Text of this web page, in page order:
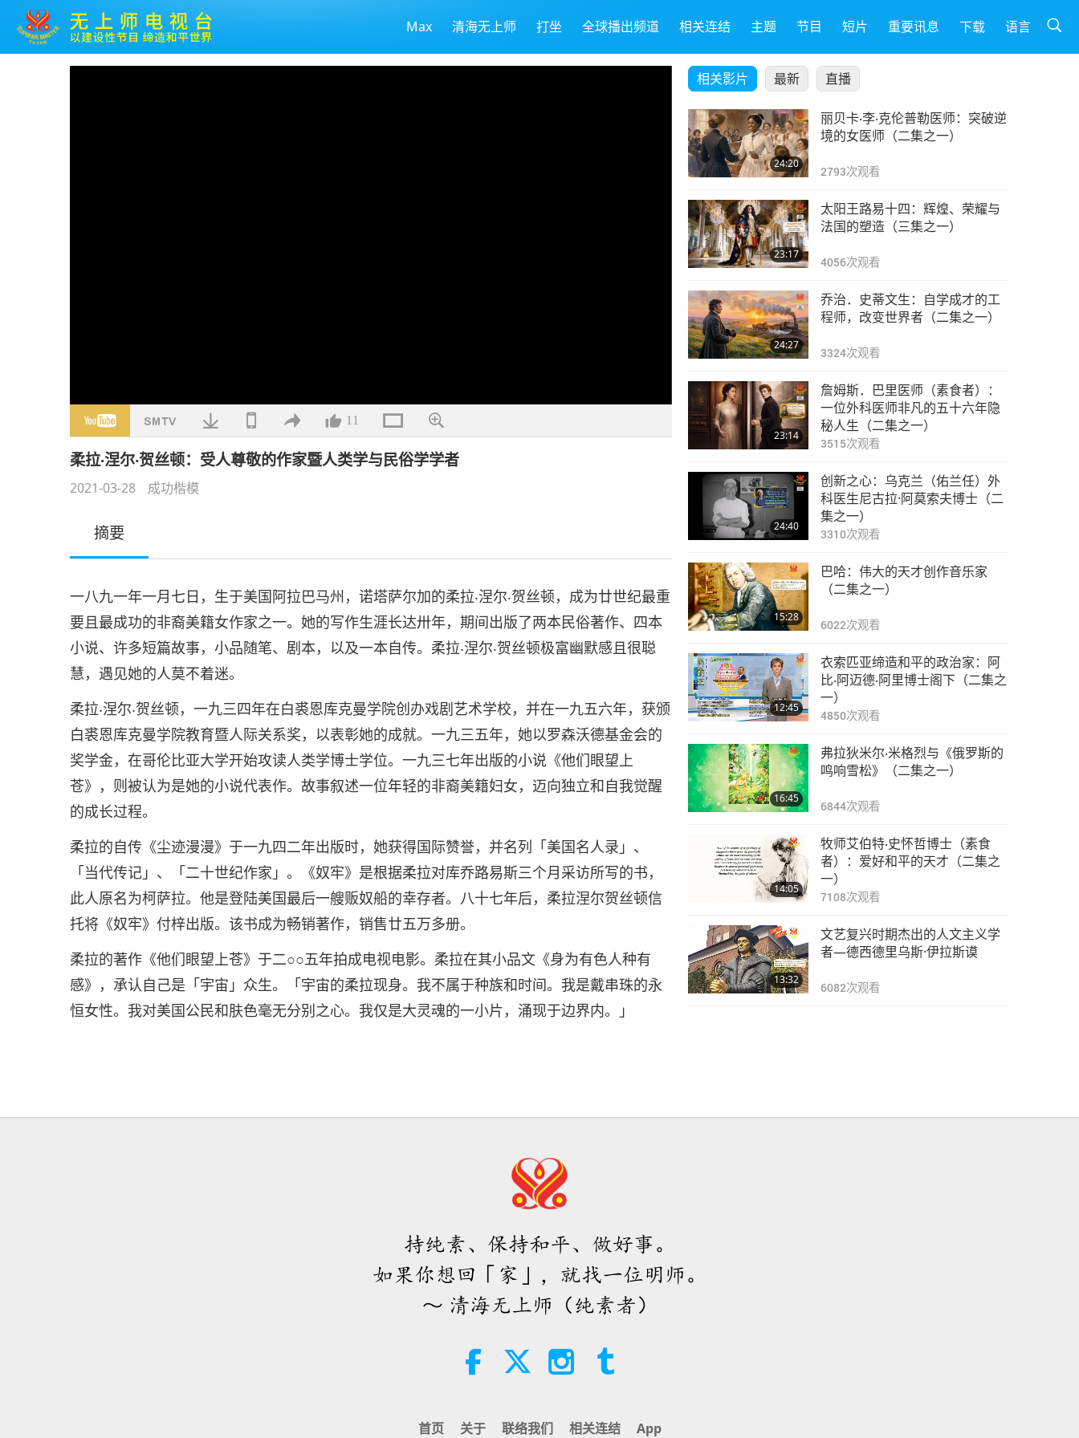
Max 清海无上师 打坐 全球播出频道 相关连结 主题 节目 短片 重要讯息 下载 语言
11
柔拉‧涅尔‧贺丝顿：受人尊敬的作家暨人类学与民俗学学者
2021-03-28 成功楷模
摘要
一八九一年一月七日，生于美国阿拉巴马州，诺塔萨尔加的柔拉‧涅尔‧贺丝顿，成为廿世纪最重
要且最成功的非裔美籍女作家之一。她的写作生涯长达卅年，期间出版了两本民俗著作、四本
小说、许多短篇故事，小品随笔、剧本，以及一本自传。柔拉‧涅尔‧贺丝顿极富幽默感且很聪
慧，遇见她的人莫不着迷。
柔拉‧涅尔‧贺丝顿，一九三四年在白裘恩库克曼学院创办戏剧艺术学校，并在一九五六年，获颁
白裘恩库克曼学院教育暨人际关系奖，以表彰她的成就。一九三五年，她以罗森沃德基金会的
奖学金，在哥伦比亚大学开始攻读人类学博士学位。一九三七年出版的小说《他们眼望上
苍》，则被认为是她的小说代表作。故事叙述一位年轻的非裔美籍妇女，迈向独立和自我觉醒
的成长过程。
柔拉的自传《尘迹漫漫》于一九四二年出版时，她获得国际赞誉，并名列「美国名人录」、
「当代传记」、「二十世纪作家」。《奴牢》是根据柔拉对库乔路易斯三个月采访所写的书，
此人原名为柯萨拉。他是登陆美国最后一艘贩奴船的幸存者。八十七年后，柔拉涅尔贺丝顿信
托将《奴牢》付梓出版。该书成为畅销著作，销售廿五万多册。
柔拉的著作《他们眼望上苍》于二○○五年拍成电视电影。柔拉在其小品文《身为有色人种有
感》，承认自己是「宇宙」众生。「宇宙的柔拉现身。我不属于种族和时间。我是戴串珠的永
恒女性。我对美国公民和肤色毫无分别之心。我仅是大灵魂的一小片，涌现于边界内。」
相关影片 最新 直播
24:20
丽贝卡‧李‧克伦普勒医师：突破逆
境的女医师（二集之一）
2793次观看
23:17
太阳王路易十四：辉煌、荣耀与
法国的塑造（三集之一）
4056次观看
24:27
乔治．史蒂文生：自学成才的工
程师，改变世界者（二集之一）
3324次观看
23:14
詹姆斯．巴里医师（素食者）：
一位外科医师非凡的五十六年隐
秘人生（二集之一）
3515次观看
24:40
创新之心：乌克兰（佑兰任）外
科医生尼古拉·阿莫索夫博士（二
集之一）
3310次观看
15:28
巴哈：伟大的天才创作音乐家
（二集之一）
6022次观看
12:45
衣索匹亚缔造和平的政治家：阿
比‧阿迈德‧阿里博士阁下（二集之
一）
4850次观看
16:45
弗拉狄米尔‧米格烈与《俄罗斯的
鸣响雪松》（二集之一）
6844次观看
14:05
牧师艾伯特‧史怀哲博士（素食
者）：爱好和平的天才（二集之
一）
7108次观看
13:32
文艺复兴时期杰出的人文主义学
者—德西德里乌斯·伊拉斯谟
6082次观看
持纯素、保持和平、做好事。
如果你想回「家」，就找一位明师。
～ 清海无上师（纯素者）
首页 关于 联络我们 相关连结 App